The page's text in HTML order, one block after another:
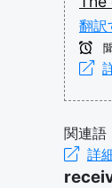
翻訳
関連語
詳